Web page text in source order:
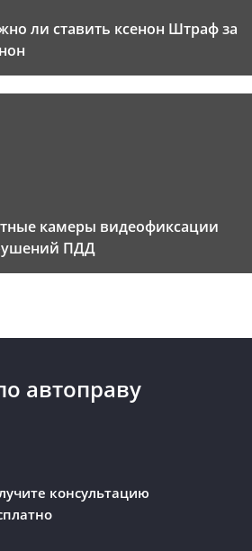
ли ставить ксенон Штраф за
камеры видеофиксации
ПДД
автоправу
консультацию